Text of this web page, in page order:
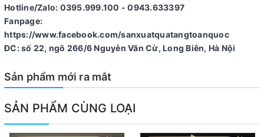
Hotline/Zalo: 0395.999.100 - 0943.633397
Fanpage:
https://www.facebook.com/sanxuatquatangtoanquoc
ĐC: số 22, ngõ 266/6 Nguyễn Văn Cừ, Long Biên, Hà Nội
Sản phẩm mới ra mắt
SẢN PHẨM CÙNG LOẠI